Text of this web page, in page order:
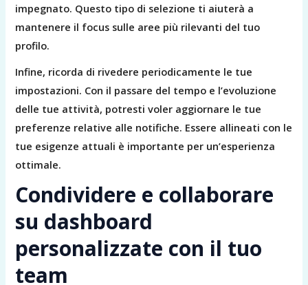
impegnato. Questo tipo di selezione ti aiuterà a
mantenere il focus sulle aree più rilevanti del tuo
profilo.
Infine, ricorda di rivedere periodicamente le tue
impostazioni. Con il passare del tempo e l’evoluzione
delle tue attività, potresti voler aggiornare le tue
preferenze relative alle notifiche. Essere allineati con le
tue esigenze attuali è importante per un’esperienza
ottimale.
Condividere e collaborare
su dashboard
personalizzate con il tuo
team